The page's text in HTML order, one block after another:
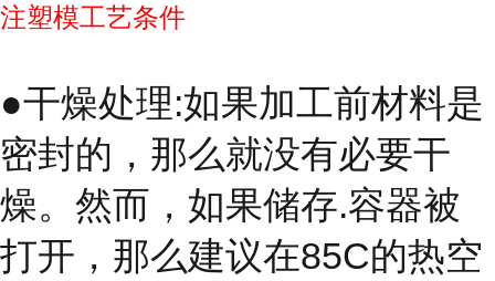
注塑模工艺条件
●干燥处理:如果加工前材料是
密封的，那么就没有必要干
燥。然而，如果储存.容器被
打开，那么建议在85C的热空